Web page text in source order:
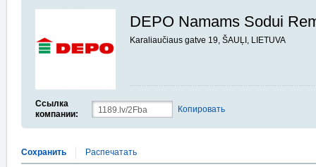
DEPO Namams Sodui
Karaliaučiaus gatve 19, ŠAUĻI, LIETUVA
Ссылка
компании:
Копировать
Сохранить Распечатать